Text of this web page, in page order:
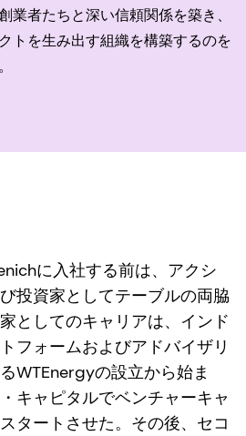
業者たちと深い信頼関係を築き、
トを生み出す組織を構築するのを
に入社する前は、アクシ
投資家としてテーブルの両脇
としてのキャリアは、インド
フォームおよびアドバイザリ
WTEnergyの設立から始ま
キャピタルでベンチャーキャ
タートさせた。その後、セコ